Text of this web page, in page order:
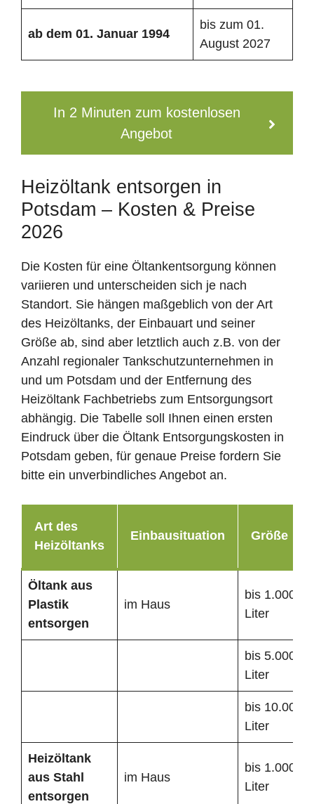
ab dem 01. Januar 1994
bis zum 01.
August 2027
In 2 Minuten zum kostenlosen
Angebot
Heizöltank entsorgen in
Potsdam – Kosten & Preise
2026
Die Kosten für eine Öltankentsorgung können
variieren und unterscheiden sich je nach
Standort. Sie hängen maßgeblich von der Art
des Heizöltanks, der Einbauart und seiner
Größe ab, sind aber letztlich auch z.B. von der
Anzahl regionaler Tankschutzunternehmen in
und um Potsdam und der Entfernung des
Heizöltank Fachbetriebs zum Entsorgungsort
abhängig. Die Tabelle soll Ihnen einen ersten
Eindruck über die Öltank Entsorgungskosten in
Potsdam geben, für genaue Preise fordern Sie
bitte ein unverbindliches Angebot an.
Art des
Heizöltanks
Einbausituation Größe
Öltank aus
Plastik
entsorgen
im Haus
bis 1.000
Liter
bis 5.000
Liter
bis 10.000
Liter
Heizöltank
aus Stahl
entsorgen
im Haus
bis 1.000
Liter